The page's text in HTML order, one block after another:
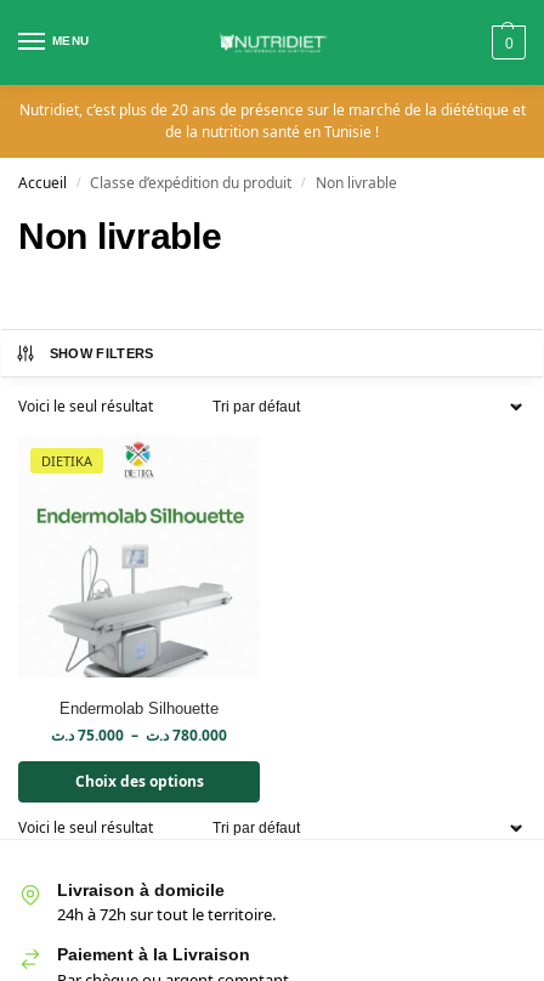
MENU 0
Nutridiet, c’est plus de 20 ans de présence sur le marché de la diététique et
de la nutrition santé en Tunisie !
Accueil / Classe d’expédition du produit / Non livrable
Non livrable
SHOW FILTERS
Voici le seul résultat
DIETIKA
Endermolab Silhouette
75.000د.ت – 780.000د.ت
Choix des options
Voici le seul résultat
Livraison à domicile
24h à 72h sur tout le territoire.
Paiement à la Livraison